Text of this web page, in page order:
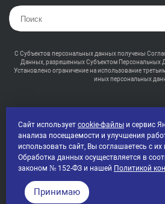
С Субъектов персональных данных получены
Данных, разрешенных Субъектом Персональных
Установлено ограничение на использование
иных персональных
2000-2026 © Промсвет -
Все права
Сайт использует cookie-файлы и сервис
анализа посещаемости и улучшения
использовать сайт, Вы соглашаетесь с
Обработка данных осуществляется в
законом № 152-ФЗ и нашей Политикой
Принимаю